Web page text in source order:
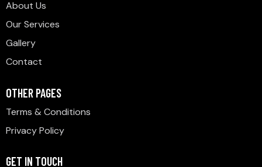
About Us
Our Services
Gallery
Contact
OTHER PAGES
Terms & Conditions
Privacy Policy
GET IN TOUCH